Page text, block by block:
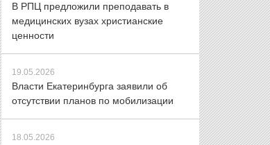
В РПЦ предложили преподавать в
медицинских вузах христианские
ценности
19.05.2026
Власти Екатеринбурга заявили об
отсутствии планов по мобилизации
18.05.2026